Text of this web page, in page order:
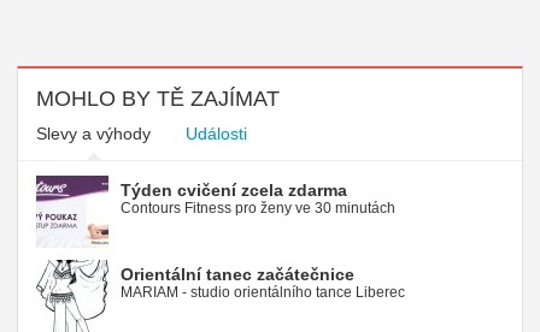
MOHLO BY TĚ ZAJÍMAT
Slevy a výhody Události
Týden cvičení zcela zdarma
Contours Fitness pro ženy ve 30 minutách
Orientální tanec začátečnice
MARIAM - studio orientálního tance Liberec